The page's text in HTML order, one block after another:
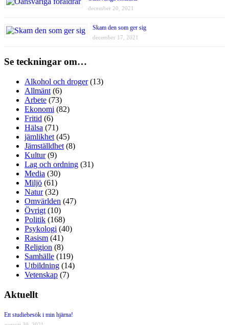
december 20, 2021
Skam den som ger sig
december 17, 2021
Se teckningar om…
Alkohol och droger(13)
Allmänt (6)
Arbete (73)
Ekonomi (82)
Fritid (6)
Hälsa (71)
jämlikhet (45)
Jämställdhet (8)
Kultur(9)
Lag och ordning (31)
Media (30)
Miljö (61)
Natur(32)
Omvärlden (47)
Övrigt (10)
Politik (168)
Psykologi (40)
Rasism (41)
Religion (8)
Samhälle (119)
Utbildning (14)
Vetenskap (7)
Aktuellt
Ett studiebesök i min hjärna!